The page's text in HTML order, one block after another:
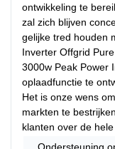
ontwikkeling te
zal zich blijven
gelijke tred houden
Inverter Offgrid
3000w Peak Power
oplaadfunctie te
Het is onze wens
markten te
klanten over de hele
Ondersteuning